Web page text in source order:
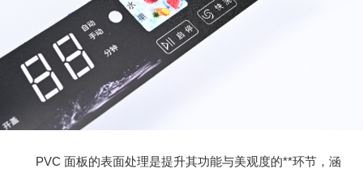
PVC 面板的表面处理是提升其功能与美观度的**环节，涵